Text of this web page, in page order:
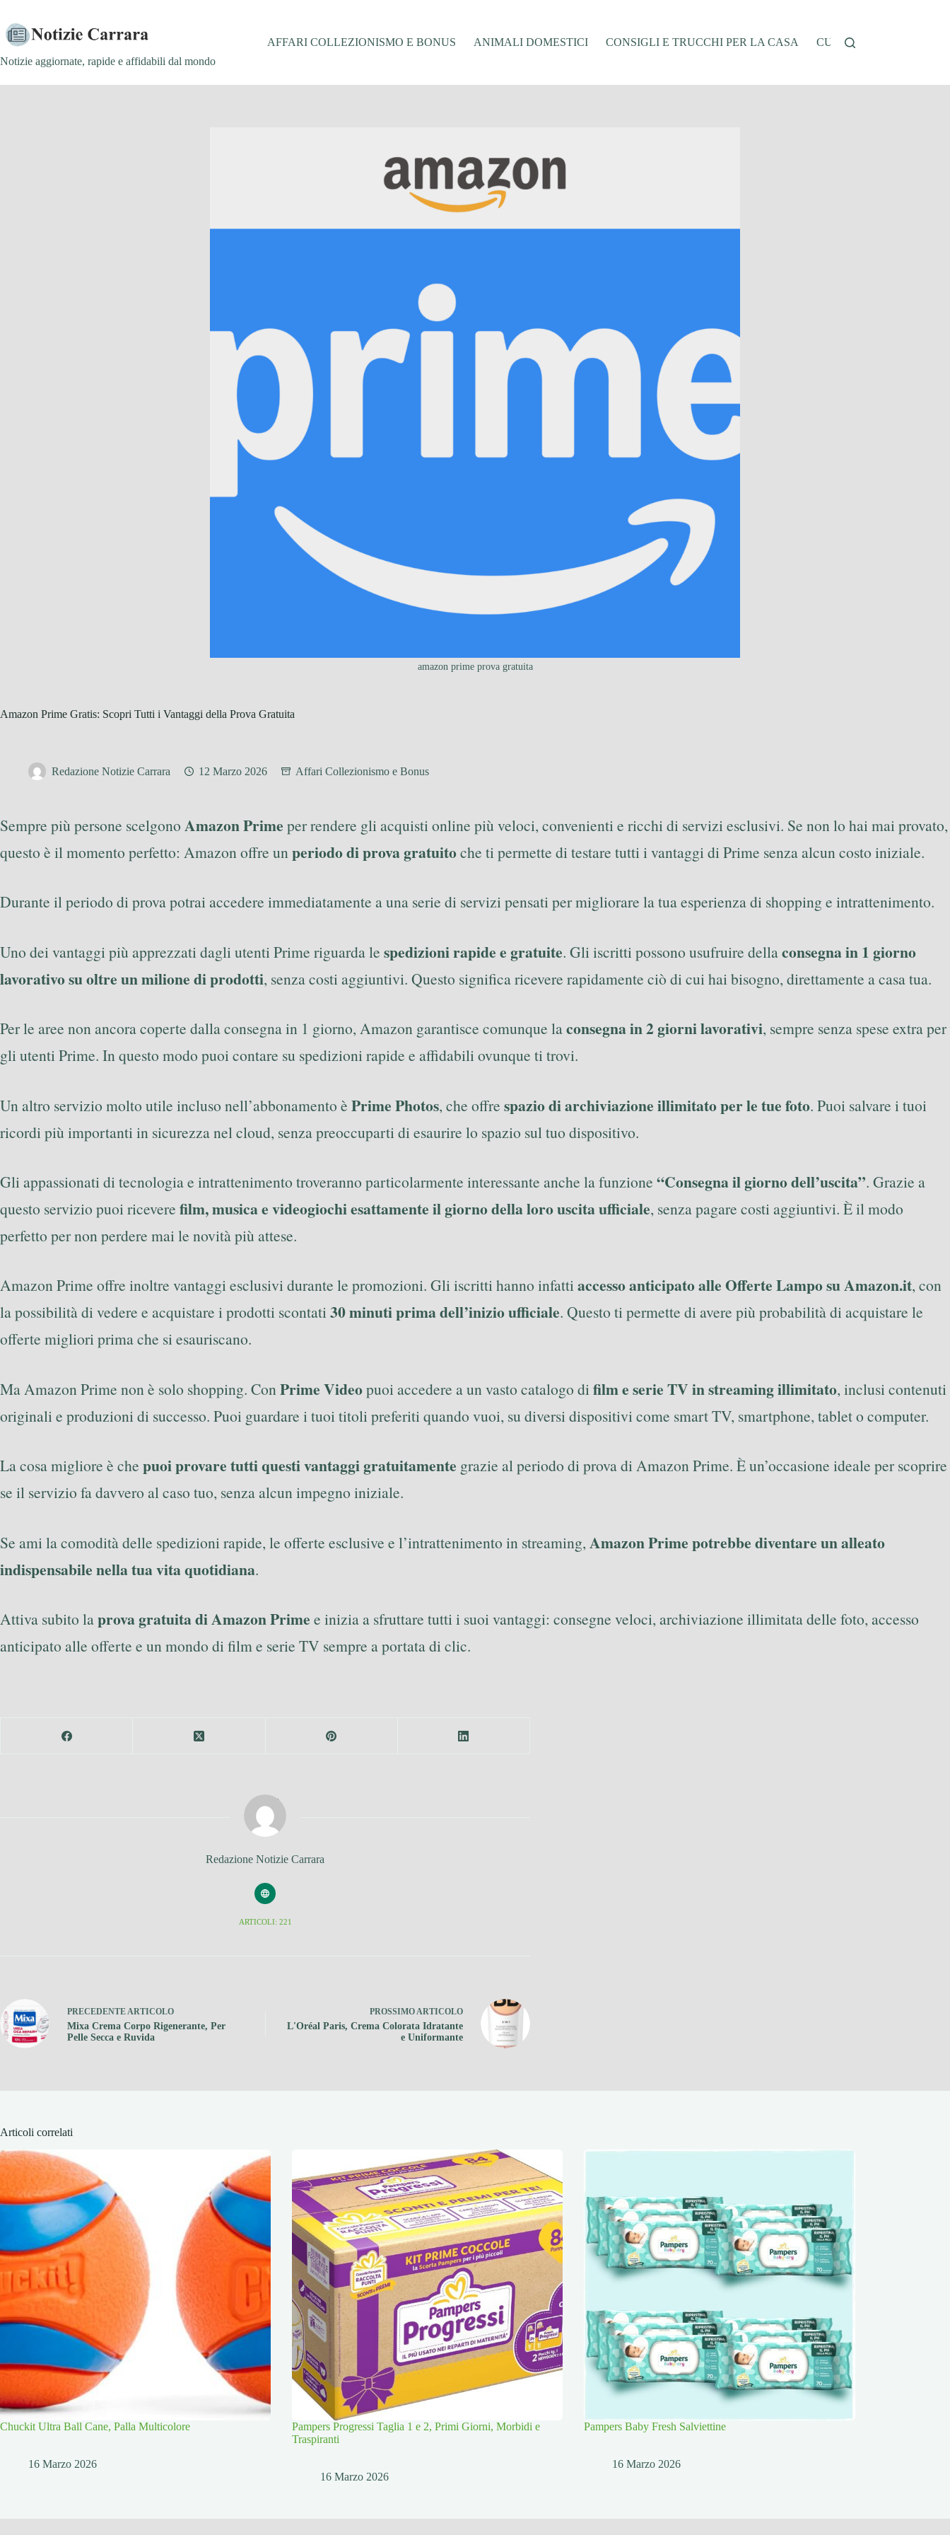
contenuto
Notizie aggiornate, rapide e affidabili dal mondo
AFFARI COLLEZIONISMO E BONUS ANIMALI DOMESTICI CONSIGLI E TRUCCHI PER LA CASA CUCINA E RICETTE
amazon prime prova gratuita
Amazon Prime Gratis: Scopri Tutti i Vantaggi della Prova Gratuita
Redazione Notizie Carrara 12 Marzo 2026 Affari Collezionismo e Bonus
Sempre più persone scelgono Amazon Prime per rendere gli acquisti online più veloci, convenienti e ricchi di servizi esclusivi. Se non lo hai mai provato,
questo è il momento perfetto: Amazon offre unperiodo di prova gratuitoche ti permette di testare tutti i vantaggi di Prime senza alcun costo iniziale.
Durante il periodo di prova potrai accedere immediatamente a una serie di servizi pensati per migliorare la tua esperienza di shopping e intrattenimento.
Uno dei vantaggi più apprezzati dagli utenti Prime riguarda le spedizioni rapide e gratuite. Gli iscritti possono usufruire dellaconsegna in 1 giorno
lavorativo su oltre un milione di prodotti, senza costi aggiuntivi. Questo significa ricevere rapidamente ciò di cui hai bisogno, direttamente a casa tua.
Per le aree non ancora coperte dalla consegna in 1 giorno, Amazon garantisce comunque laconsegna in 2 giorni lavorativi, sempre senza spese extra per
gli utenti Prime. In questo modo puoi contare su spedizioni rapide e affidabili ovunque ti trovi.
Un altro servizio molto utile incluso nell’abbonamento è Prime Photos, che offre spazio di archiviazione illimitato per le tue foto. Puoi salvare i tuoi
ricordi più importanti in sicurezza nel cloud, senza preoccuparti di esaurire lo spazio sul tuo dispositivo.
Gli appassionati di tecnologia e intrattenimento troveranno particolarmente interessante anche la funzione “Consegna il giorno dell’uscita”. Grazie a
questo servizio puoi ricevere film, musica e videogiochi esattamente il giorno della loro uscita ufficiale, senza pagare costi aggiuntivi. È il modo
perfetto per non perdere mai le novità più attese.
Amazon Prime offre inoltre vantaggi esclusivi durante le promozioni. Gli iscritti hanno infattiaccesso anticipato alle Offerte Lampo su Amazon.it, con
la possibilità di vedere e acquistare i prodotti scontati30 minuti prima dell’inizio ufficiale. Questo ti permette di avere più probabilità di acquistare le
offerte migliori prima che si esauriscano.
Ma Amazon Prime non è solo shopping. Con Prime Videopuoi accedere a un vasto catalogo di film e serie TV in streaming illimitato, inclusi contenuti
originali e produzioni di successo. Puoi guardare i tuoi titoli preferiti quando vuoi, su diversi dispositivi come smart TV, smartphone, tablet o computer.
La cosa migliore è che puoi provare tutti questi vantaggi gratuitamente grazie al periodo di prova di Amazon Prime. È un’occasione ideale per scoprire
se il servizio fa davvero al caso tuo, senza alcun impegno iniziale.
Se ami la comodità delle spedizioni rapide, le offerte esclusive e l’intrattenimento in streaming, Amazon Prime potrebbe diventare un alleato
indispensabile nella tua vita quotidiana.
Attiva subito laprova gratuita di Amazon Prime e inizia a sfruttare tutti i suoi vantaggi: consegne veloci, archiviazione illimitata delle foto, accesso
anticipato alle offerte e un mondo di film e serie TV sempre a portata di clic.
Redazione Notizie Carrara
ARTICOLI: 221
PRECEDENTE ARTICOLO
Mixa Crema Corpo Rigenerante, Per
Pelle Secca e Ruvida
PROSSIMO ARTICOLO
L'Oréal Paris, Crema Colorata Idratante
e Uniformante
Articoli correlati
Chuckit Ultra Ball Cane, Palla Multicolore
16 Marzo 2026
Pampers Progressi Taglia 1 e 2, Primi Giorni, Morbidi e
Traspiranti
16 Marzo 2026
Pampers Baby Fresh Salviettine
16 Marzo 2026